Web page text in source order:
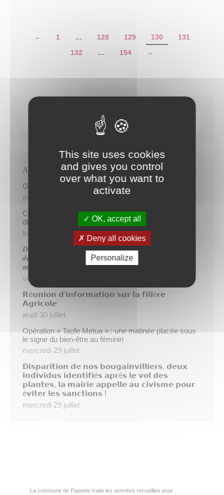
← 1 … 128 129 130
131
132
… 154 →
Articles récents
Gratuité du parking de l’HDV le dimanche matin
mercredi 5 août
Cinq demandeurs d’emploi de Papeete intègrent le
dispositif TIATURI AMO
lundi 3 août
𝑫𝒆𝒖𝒙 𝒔𝒂𝒑𝒆𝒖𝒓𝒔-𝒑𝒐𝒎𝒑𝒊𝒆𝒓𝒔 𝒅𝒆 𝑷𝒂𝒑𝒆𝒆𝒕𝒆 𝒂𝒖𝒙 𝒄𝒐̂𝒕𝒆́𝒔 𝒅𝒖
𝒅𝒆́𝒕𝒂𝒄𝒉𝒆𝒎𝒆𝒏𝒕 𝒑𝒐𝒍𝒚𝒏𝒆́𝒔𝒊𝒆𝒏 𝒆𝒏 𝒓𝒆𝒏𝒇𝒐𝒓𝒕 𝒅𝒆𝒔 𝒆́𝒒𝒖𝒊𝒑𝒆𝒔
𝒎𝒐𝒃𝒊𝒍𝒊𝒔𝒆́𝒆𝒔 𝒅𝒂𝒏𝒔 𝒍’𝑯𝒆𝒙𝒂𝒈𝒐𝒏𝒆
vendredi 31 juillet
𝗥é𝘂𝗻𝗶𝗼𝗻 𝗱’𝗶𝗻𝗳𝗼𝗿𝗺𝗮𝘁𝗶𝗼𝗻 𝘀𝘂𝗿 𝗹𝗮 𝗳𝗶𝗹𝗶è𝗿𝗲
𝗔𝗴𝗿𝗶𝗰𝗼𝗹𝗲
jeudi 30 juillet
Opération « Taofe Metua » : une matinée placée sous
le signe du bien-être au féminin
mercredi 29 juillet
𝗗𝗶𝘀𝗽𝗮𝗿𝗶𝘁𝗶𝗼𝗻 𝗱𝗲 𝗻𝗼𝘀 𝗯𝗼𝘂𝗴𝗮𝗶𝗻𝘃𝗶𝗹𝗹𝗶𝗲𝗿𝘀, 𝗱𝗲𝘂𝘅
𝗶𝗻𝗱𝗶𝘃𝗶𝗱𝘂𝘀 𝗶𝗱𝗲𝗻𝘁𝗶𝗳𝗶é𝘀 𝗮𝗽𝗿é𝘀 𝗹𝗲 𝘃𝗼𝗹 𝗱𝗲𝘀
𝗽𝗹𝗮𝗻𝘁𝗲𝘀, 𝗹𝗮 𝗺𝗮𝗶𝗿𝗶𝗲 𝗮𝗽𝗽𝗲𝗹𝗹𝗲 𝗮𝘂 𝗰𝗶𝘃𝗶𝘀𝗺𝗲 𝗽𝗼𝘂𝗿
é𝘃𝗶𝘁𝗲𝗿 𝗹𝗲𝘀 𝘀𝗮𝗻𝗰𝘁𝗶𝗼𝗻𝘀 !
mercredi 29 juillet
La commune de Papeete traite les données recueillies pour
This site uses cookies
and gives you control
over what you want to
activate
OK, accept all
Deny all cookies
Personalize